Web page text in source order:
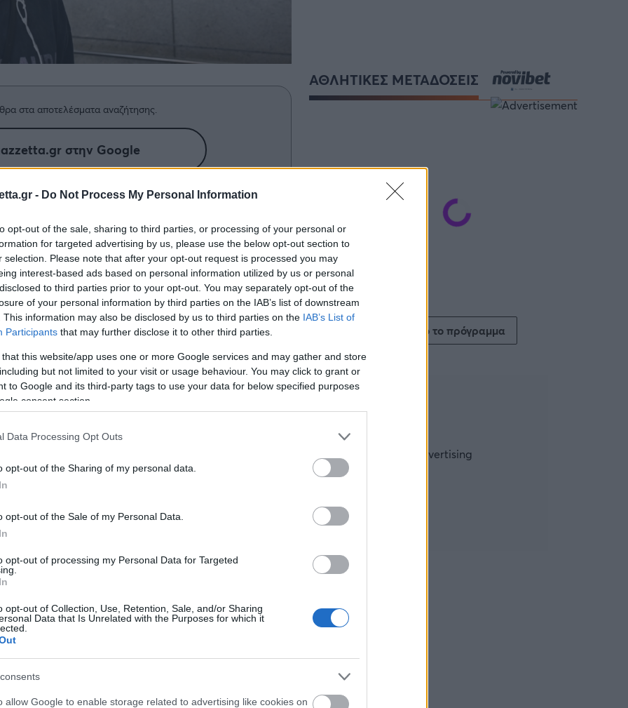
- Do Not Process My Personal Information
opt-out of the sale, sharing to third parties, or processing of your personal or
for targeted advertising by us, please use the below opt-out section to
selection. Please note that after your opt-out request is processed you may
interest-based ads based on personal information utilized by us or personal
to third parties prior to your opt-out. You may separately opt-out of the
of your personal information by third parties on the IAB’s list of downstream
This information may also be disclosed by us to third parties on the IAB’s List of
Participants that may further disclose it to other third parties.
that this website/app uses one or more Google services and may gather and store
but not limited to your visit or usage behaviour. You may click to grant or
to Google and its third-party tags to use your data for below specified purposes
consent section.
Data Processing Opt Outs
opt-out of the Sharing of my personal data.
opt-out of the Sale of my Personal Data.
opt-out of processing my Personal Data for Targeted
opt-out of Collection, Use, Retention, Sale, and/or Sharing
Data that Is Unrelated with the Purposes for which it
allow Google to enable storage related to advertising like cookies on
στα αποτελέσματα αναζήτησης.
στην Google
Μπάντιο ως παίκτη του
του από το τριφύλλι.
του Παναθηναϊκούο οποίος προσγειώθηκε στην
ολοκληρωθει η μετακίνησή του.
του δηλώσεις μιλώντας στο CLUB1908, ενώ
στον πάγκο της ομάδας.
ΑΘΛΗΤΙΚΕΣ ΜΕΤΑΔΟΣΕΙΣ
Δείτε όλο το πρόγραμμα